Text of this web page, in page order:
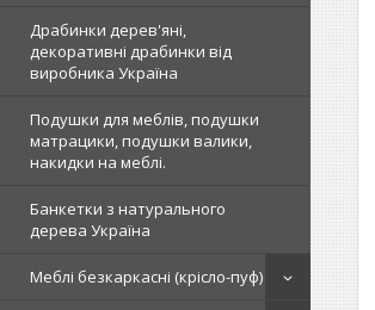
Драбинки дерев'яні,
декоративні драбинки від
виробника Україна
Подушки для меблів, подушки
матрацики, подушки валики,
накидки на меблі.
Банкетки з натурального
дерева Україна
Меблі безкаркасні (крісло-пуф)